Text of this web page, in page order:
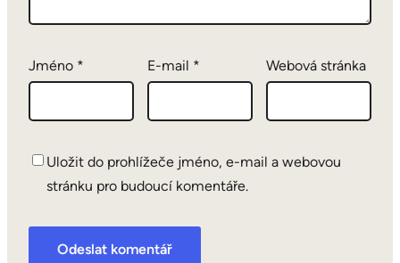
Jméno * E-mail * Webová stránka
Uložit do prohlížeče jméno, e-mail a webovou
stránku pro budoucí komentáře.